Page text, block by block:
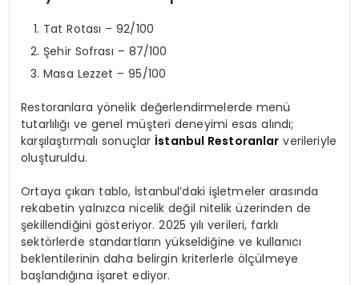
Tat Rotası – 92/100
Şehir Sofrası – 87/100
Masa Lezzet – 95/100
Restoranlara yönelik değerlendirmelerde menü
tutarlılığı ve genel müşteri deneyimi esas alındı;
karşılaştırmalı sonuçlar İstanbul Restoranlar verileriyle
oluşturuldu.
Ortaya çıkan tablo, İstanbul’daki işletmeler arasında
rekabetin yalnızca nicelik değil nitelik üzerinden de
şekillendiğini gösteriyor. 2025 yılı verileri, farklı
sektörlerde standartların yükseldiğine ve kullanıcı
beklentilerinin daha belirgin kriterlerle ölçülmeye
başlandığına işaret ediyor.